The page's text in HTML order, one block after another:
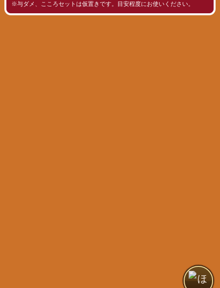
※与ダメ、こころセットは仮置きです。目安程度にお使いください。